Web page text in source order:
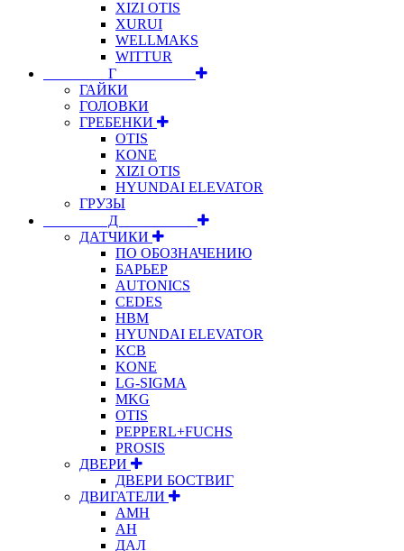
XIZI OTIS
XURUI
WELLMAKS
WITTUR
⠀⠀⠀⠀⠀⠀Г⠀⠀⠀⠀⠀⠀⠀
ГАЙКИ
ГОЛОВКИ
ГРЕБЕНКИ
OTIS
KONE
XIZI OTIS
HYUNDAI ELEVATOR
ГРУЗЫ
⠀⠀⠀⠀⠀⠀Д⠀⠀⠀⠀⠀⠀⠀
ДАТЧИКИ
ПО ОБОЗНАЧЕНИЮ
БАРЬЕР
AUTONICS
CEDES
HBM
HYUNDAI ELEVATOR
KCB
KONE
LG-SIGMA
MKG
OTIS
PEPPERL+FUCHS
PROSIS
ДВЕРИ
ДВЕРИ БОСТВИГ
ДВИГАТЕЛИ
АМН
АН
ДАЛ